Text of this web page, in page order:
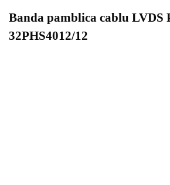
Banda pamblica cablu LVDS
32PHS4012/12